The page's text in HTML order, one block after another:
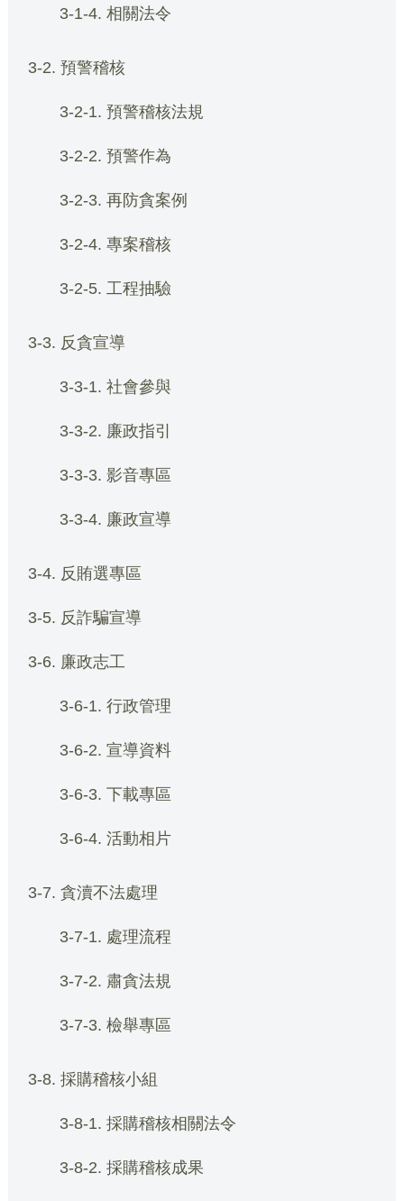
3-1-4. 相關法令
3-2. 預警稽核
3-2-1. 預警稽核法規
3-2-2. 預警作為
3-2-3. 再防貪案例
3-2-4. 專案稽核
3-2-5. 工程抽驗
3-3. 反貪宣導
3-3-1. 社會參與
3-3-2. 廉政指引
3-3-3. 影音專區
3-3-4. 廉政宣導
3-4. 反賄選專區
3-5. 反詐騙宣導
3-6. 廉政志工
3-6-1. 行政管理
3-6-2. 宣導資料
3-6-3. 下載專區
3-6-4. 活動相片
3-7. 貪瀆不法處理
3-7-1. 處理流程
3-7-2. 肅貪法規
3-7-3. 檢舉專區
3-8. 採購稽核小組
3-8-1. 採購稽核相關法令
3-8-2. 採購稽核成果